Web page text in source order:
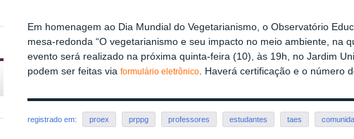
Em homenagem ao Dia Mundial do Vegetarianismo, o Observatório
mesa-redonda “O vegetarianismo e seu impacto no meio ambiente, na
evento será realizado na próxima quinta-feira (10), às 19h, no Jardim
podem ser feitas viaformulário eletrônico . Haverá certificação e o número
registrado em: proex prppg professores estudantes taes